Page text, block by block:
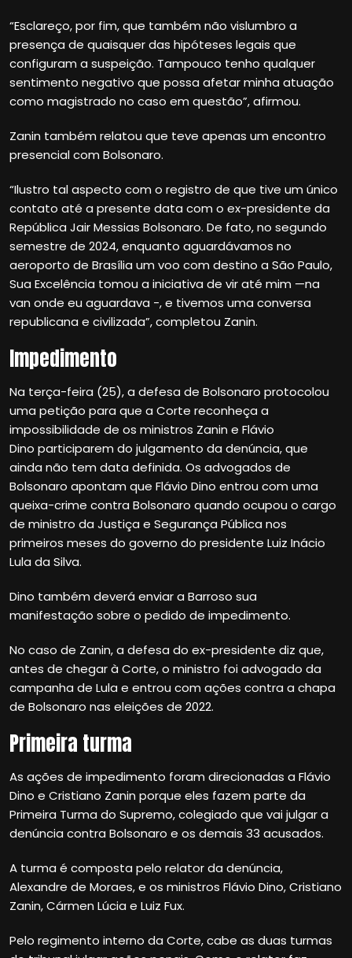
“Esclareço, por fim, que também não vislumbro a
presença de quaisquer das hipóteses legais que
configuram a suspeição. Tampouco tenho qualquer
sentimento negativo que possa afetar minha atuação
como magistrado no caso em questão”, afirmou.
Zanin também relatou que teve apenas um encontro
presencial com Bolsonaro.
“Ilustro tal aspecto com o registro de que tive um único
contato até a presente data com o ex-presidente da
República Jair Messias Bolsonaro. De fato, no segundo
semestre de 2024, enquanto aguardávamos no
aeroporto de Brasília um voo com destino a São Paulo,
Sua Excelência tomou a iniciativa de vir até mim —na
van onde eu aguardava -, e tivemos uma conversa
republicana e civilizada”, completou Zanin.
Impedimento
Na terça-feira (25), a defesa de Bolsonaro protocolou
uma petição para que a Corte reconheça a
impossibilidade de os ministros Zanin e Flávio
Dino participarem do julgamento da denúncia, que
ainda não tem data definida. Os advogados de
Bolsonaro apontam que Flávio Dino entrou com uma
queixa-crime contra Bolsonaro quando ocupou o cargo
de ministro da Justiça e Segurança Pública nos
primeiros meses do governo do presidente Luiz Inácio
Lula da Silva.
Dino também deverá enviar a Barroso sua
manifestação sobre o pedido de impedimento.
No caso de Zanin, a defesa do ex-presidente diz que,
antes de chegar à Corte, o ministro foi advogado da
campanha de Lula e entrou com ações contra a chapa
de Bolsonaro nas eleições de 2022.
Primeira turma
As ações de impedimento foram direcionadas a Flávio
Dino e Cristiano Zanin porque eles fazem parte da
Primeira Turma do Supremo, colegiado que vai julgar a
denúncia contra Bolsonaro e os demais 33 acusados.
A turma é composta pelo relator da denúncia,
Alexandre de Moraes, e os ministros Flávio Dino, Cristiano
Zanin, Cármen Lúcia e Luiz Fux.
Pelo regimento interno da Corte, cabe as duas turmas